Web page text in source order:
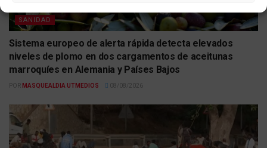
SANIDAD
Sistema europeo de alerta rápida detecta elevados
niveles de plomo en dos cargamentos de aceitunas
marroquíes en Alemania y Países Bajos
POR MASQUEALDIA UTMEDIOS 08/08/2026